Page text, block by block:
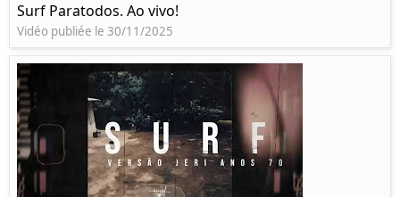
Surf Paratodos. Ao vivo!
Vidéo publiée le 30/11/2025